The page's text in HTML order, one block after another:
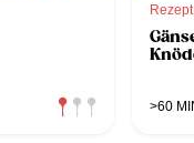
Rezept
>60